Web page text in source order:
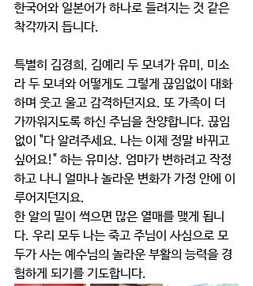
한국어와 일본어가 하나로 들려지는 것 같은
착각까지 듭니다.
특별히 김경희, 김예리 두 모녀가 유미, 미소
라 두 모녀와 어떻게도 그렇게 끊임없이 대화
하며 웃고 울고 감격하던지요. 또 가족이 더
가까워지도록 하신 주님을 찬양합니다. 끊임
없이 "다 알려주세요. 나는 이제 정말 바뀌고
싶어요!" 하는 유미상. 엄마가 변하려고 작정
하고 나니 얼마나 놀라운 변화가 가정 안에 이
루어지던지요.
한 알의 밀이 썩으면 많은 열매를 맺게 됩니
다. 우리 모두 나는 죽고 주님이 사심으로 모
두가 사는 예수님의 놀라운 부활의 능력을 경
험하게 되기를 기도합니다.